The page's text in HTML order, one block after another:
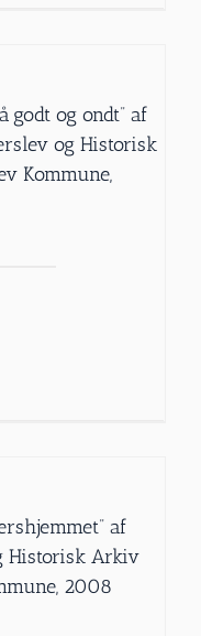
godt og ondt” af
og Historisk
Kommune,
af
Historisk Arkiv
2008